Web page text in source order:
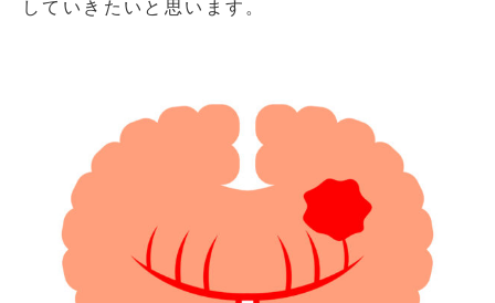
していきたいと思います。